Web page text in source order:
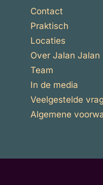
Contact
Praktisch
Locaties
Over Jalan Jalan
Team
In de media
Veelgestelde
Algemene